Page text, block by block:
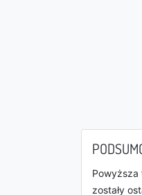
Powyższa
zostały